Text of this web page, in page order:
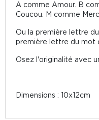
A comme Amour. B
Coucou. M comme
Ou la première lettre
première lettre du mot
Osez l'originalité avec
Dimensions : 10x12cm